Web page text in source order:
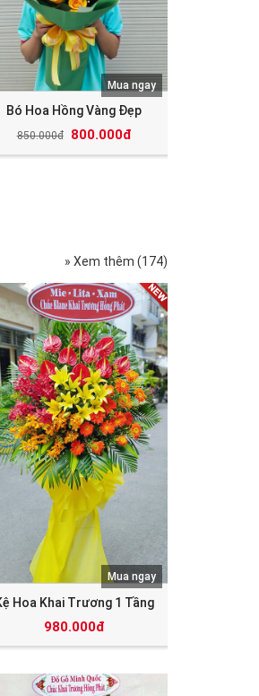
Bó Hoa Hồng Vàng Đẹp
850.000đ 800.000đ
Mua ngay
» Xem thêm (174)
Hoa Khai Trương 1 Tầng
980.000đ
Mua ngay